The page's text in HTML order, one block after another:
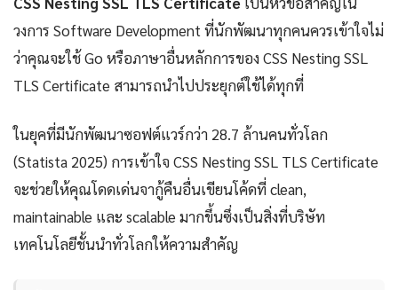
วงการ Software Development ที่นักพัฒนาทุกคนควรเข้าใจไม่
ว่าคุณจะใช้ Go หรือภาษาอื่นหลักการของ CSS Nesting SSL
TLS Certificate สามารถนำไปประยุกต์ใช้ได้ทุกที่
ในยุคที่มีนักพัฒนาซอฟต์แวร์กว่า 28.7 ล้านคนทั่วโลก
(Statista 2025) การเข้าใจ CSS Nesting SSL TLS Certificate
จะช่วยให้คุณโดดเด่นจากู้คืนอื่นเขียนโค้ดที่ clean,
maintainable และ scalable มากขึ้นซึ่งเป็นสิ่งที่บริษัท
เทคโนโลยีชั้นนำทั่วโลกให้ความสำคัญ